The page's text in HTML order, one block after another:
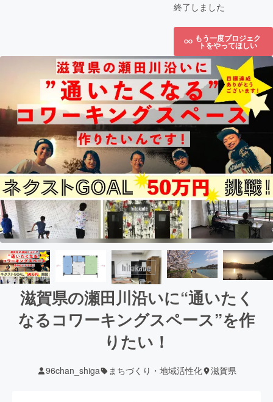
終了しました
もう一度プロジェク
トをやってほしい
滋賀県の瀬田川沿いに“通いたく
なるコワーキングスペース”を作
りたい！
96chan_shiga まちづくり・地域活性化 滋賀県